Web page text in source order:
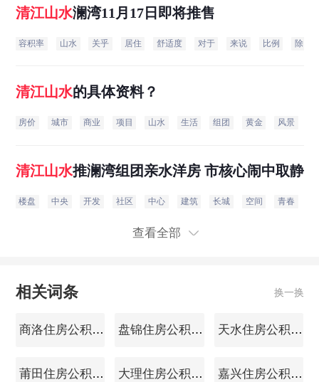
清江山水澜湾11月17日即将推售
容积率 山水 关乎 居住 舒适度 对于 来说 比例 除以
清江山水的具体资料？
房价 城市 商业 项目 山水 生活 组团 黄金 风景
清江山水推澜湾组团亲水洋房 市核心闹中取静
楼盘 中央 开发 社区 中心 建筑 长城 空间 青春
查看全部
相关词条 换一换
商洛住房公积金查询 盘锦住房公积金查询 天水住房公积金查询
莆田住房公积金查询 大理住房公积金查询 嘉兴住房公积金查询